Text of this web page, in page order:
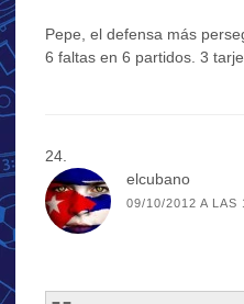
Pepe, el defensa más
6 faltas en 6 partidos. 3
elcubano
09/10/2012 A LAS